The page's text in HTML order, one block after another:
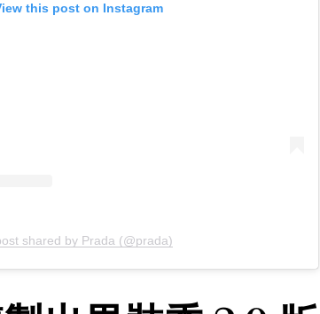
this post on Instagram
shared by Prada (@prada)